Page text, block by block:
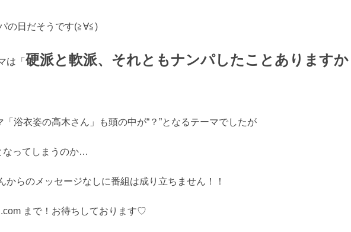
の日だそうです(≧∀≦)
は「 硬派と軟派、それともナンパしたことありますか
浴衣姿の高木さん」も頭の中が“？”となるテーマでしたが
なってしまうのか…
からのメッセージなしに番組は成り立ちません！！
まで！お待ちしております♡